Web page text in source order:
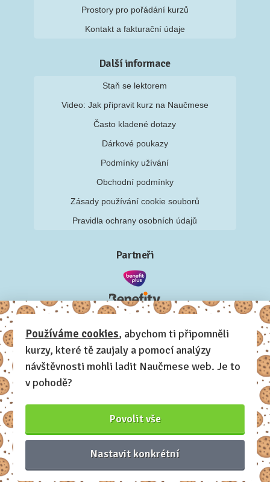
Prostory pro pořádání kurzů
Kontakt a fakturační údaje
Další informace
Staň se lektorem
Video: Jak připravit kurz na Naučmese
Často kladené dotazy
Dárkové poukazy
Podmínky užívání
Obchodní podmínky
Zásady používání cookie souborů
Pravidla ochrany osobních údajů
Partneři
Naučmese, 2012-2026.
Sdílíme dovednosti, offline i online.
Používáme cookies, abychom ti připomněli
kurzy, které tě zaujaly a pomocí analýzy
návštěvnosti mohli ladit Naučmese web. Je to
v pohodě?
Povolit vše
Nastavit konkrétní